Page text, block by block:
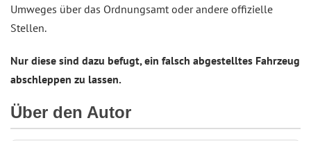
Umweges über das Ordnungsamt oder andere offizielle
Stellen.
Nur diese sind dazu befugt, ein falsch abgestelltes Fahrzeug
abschleppen zu lassen.
Über den Autor